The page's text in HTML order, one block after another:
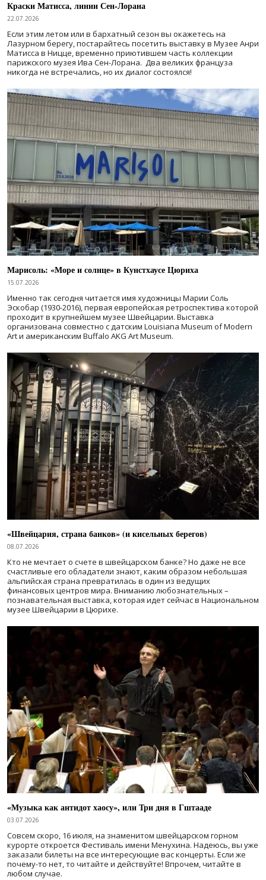
Краски Матисса, линии Сен-Лорана
22.07.2026
Если этим летом или в бархатный сезон вы окажетесь на
Лазурном берегу, постарайтесь посетить выставку в Музее Анри
Матисса в Ницце, временно приютившем часть коллекции
парижского музея Ива Сен-Лорана. Два великих француза
никогда не встречались, но их диалог состоялся!
Марисоль: «Море и солнце» в Кунстхаусе Цюриха
15.07.2026
Именно так сегодня читается имя художницы Марии Соль
Эскобар (1930-2016), первая европейская ретроспектива которой
проходит в крупнейшем музее Швейцарии. Выставка
организована совместно с датским Louisiana Museum of Modern
Art и американским Buffalo AKG Art Museum.
«Швейцария, страна банков» (и кисельных берегов)
08.07.2026
Кто не мечтает о счете в швейцарском банке? Но даже не все
счастливые его обладатели знают, каким образом небольшая
альпийская страна превратилась в один из ведущих
финансовых центров мира. Вниманию любознательных –
познавательная выставка, которая идет сейчас в Национальном
музее Швейцарии в Цюрихе.
«Музыка как антидот хаосу», или Три дня в Гштааде
03.07.2026
Совсем скоро, 16 июля, на знаменитом швейцарском горном
курорте откроется Фестиваль имени Менухина. Надеюсь, вы уже
заказали билеты на все интересующие вас концерты. Если же
почему-то нет, то читайте и действуйте! Впрочем, читайте в
любом случае.